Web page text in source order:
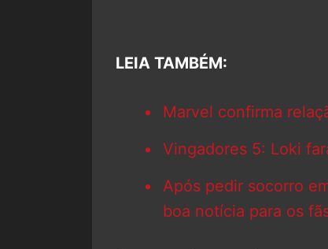
LEIA TAMBÉM:
Marvel confirma
Vingadores 5: Loki
Após pedir socorro
boa notícia para os